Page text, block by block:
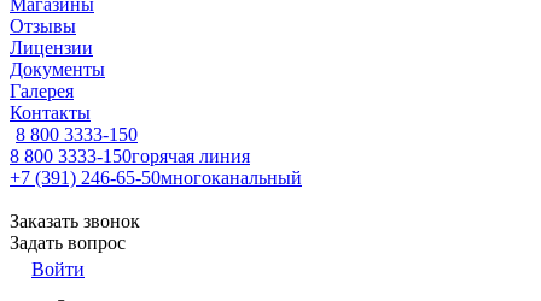
Магазины
Отзывы
Лицензии
Документы
Галерея
Контакты
8 800 3333-150
8 800 3333-150горячая линия
+7 (391) 246-65-50многоканальный
Заказать звонок
Задать вопрос
Войти